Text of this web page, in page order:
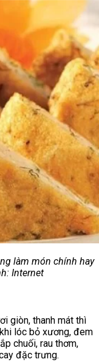
làm món chính hay
Internet
giòn, thanh mát thì
lóc bỏ xương, đem
chuối, rau thơm,
đặc trưng.